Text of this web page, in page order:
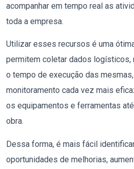
acompanhar em tempo real as
toda a empresa.
Utilizar esses recursos é uma
permitem coletar dados logísticos,
o tempo de execução das
monitoramento cada vez mais
os equipamentos e ferramentas
obra.
Dessa forma, é mais fácil
oportunidades de melhorias,